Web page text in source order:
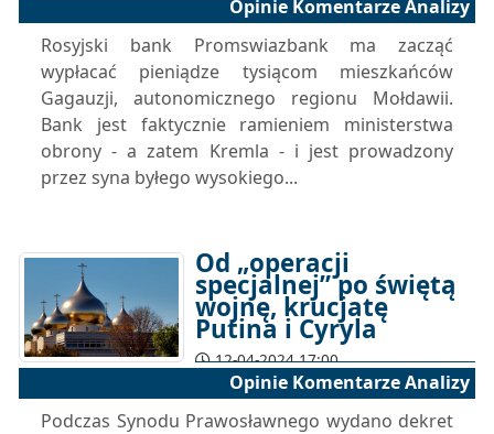
Opinie Komentarze Analizy
Rosyjski bank Promswiazbank ma zacząć
wypłacać pieniądze tysiącom mieszkańców
Gagauzji, autonomicznego regionu Mołdawii.
Bank jest faktycznie ramieniem ministerstwa
obrony - a zatem Kremla - i jest prowadzony
przez syna byłego wysokiego...
Od „operacji
specjalnej” po świętą
wojnę, krucjatę
Putina i Cyryla
12-04-2024 17:00
Opinie Komentarze Analizy
Podczas Synodu Prawosławnego wydano dekret